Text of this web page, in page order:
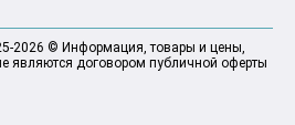
2026 © Информация, товары и цены,
являются договором публичной оферты